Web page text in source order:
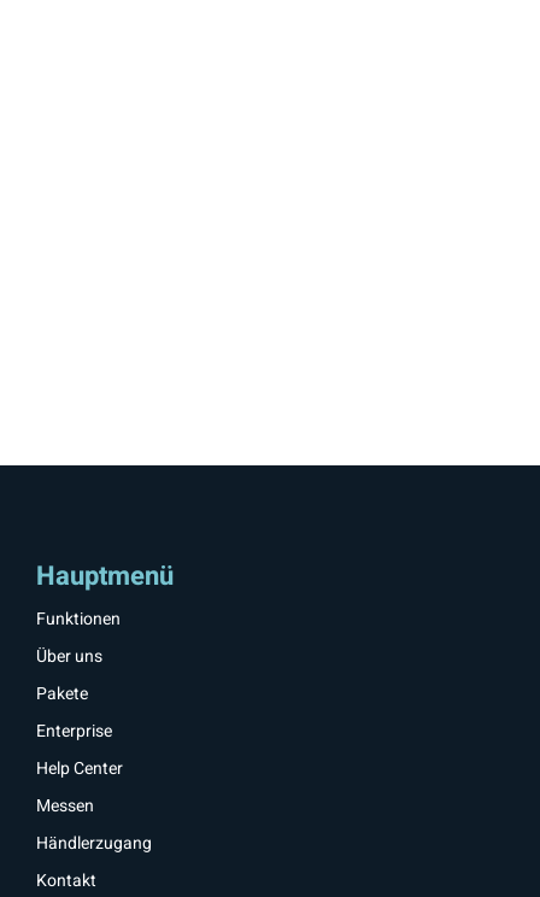
Hauptmenü
Funktionen
Über uns
Pakete
Enterprise
Help Center
Messen
Händlerzugang
Kontakt